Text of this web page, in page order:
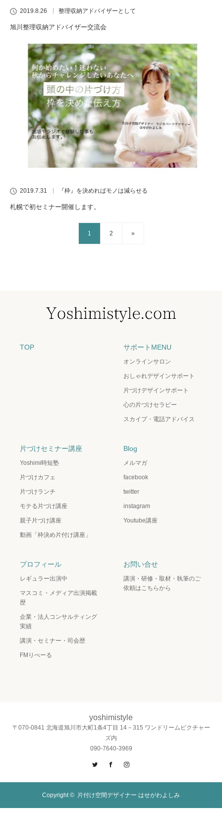
2019.8.26 整理収納アドバイザーとして
旭川整理収納アドバイザー交流会
2019.7.31 『枠』を決めればモノは減らせる
札幌で初セミナー開催します。
1 2 »
TOP サポートMENU
オンラインサロン
おしゃれデザインサポート
片づけデザインサポート
心の片づけセラピー
スカイプ・電話アドバイス
片づけセミナー講座
Yoshimi時短塾
片づけカフェ
片づけランチ
モテる片づけ講座
親子片づけ講座
動画「枠決め片付け講座」
Blog
メルマガ
facebook
twitter
instagram
Youtube講座
プロフィール
レギュラー出演中
マスコミ・メディア出演掲載
歴
企業・法人コンサルティング
実績
講演・セミナー・司会歴
FMりべーる
お問い合せ
講演・研修・取材・執筆のご
依頼はこちらから
yoshimistyle
〒070-0841 北海道旭川市大町1条4丁目 14－315 ワンドリームピクチャー
ズ内
090-7640-3969
Twitter
Facebook
Copyright © 片付け空間デザイナー はせがわよしみ